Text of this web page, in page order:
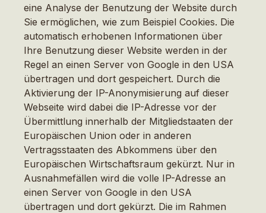
eine Analyse der Benutzung der Website durch
Sie ermöglichen, wie zum Beispiel Cookies. Die
automatisch erhobenen Informationen über
Ihre Benutzung dieser Website werden in der
Regel an einen Server von Google in den USA
übertragen und dort gespeichert. Durch die
Aktivierung der IP-Anonymisierung auf dieser
Webseite wird dabei die IP-Adresse vor der
Übermittlung innerhalb der Mitgliedstaaten der
Europäischen Union oder in anderen
Vertragsstaaten des Abkommens über den
Europäischen Wirtschaftsraum gekürzt. Nur in
Ausnahmefällen wird die volle IP-Adresse an
einen Server von Google in den USA
übertragen und dort gekürzt. Die im Rahmen